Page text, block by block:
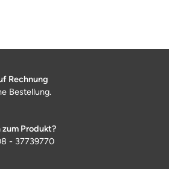
Rechnung
Bestellung.
zum Produkt?
- 37739770